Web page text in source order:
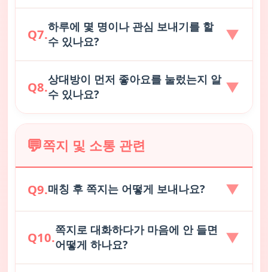
추천해 드립니다. 상대방의 프로필을 보고 서로좋
를 누르면 매칭이 성사됩니다. 매칭 성사 시 쪽
지 기능을 사용하여 매칭되신 분과 대화를 할 수 있
(단, 무분별한 쪽지로 상대방에게 피로를 줄 수 있
어 관리자에게 쪽지 기능을 요청하셔야 하며, 관
기능이 활성화됩니다.)
MBTI는 서로의 성향을 이해하는 좋은 지표가 됩니
다. 저희 서비스는 MBTI 매칭을 포함하되, 가치관,
취미, 생활 패턴, 이상형 등 종합적인 요소를 고려하
여 매칭합니다. MBTI가 반대여도 충분히 좋은 관계
가 될 수 있습니다.
매칭화면에 표시됩니다. 사주궁합은 참고용으로 보
시면 되겠습니다.
Q7.하루에 몇 명이나 관심 보내기를 할
수 있나요?
▼
본인 프로필 사진 등록자만이 기본적으로하루 2명
이하
의 관심 보내기를 할 수 있습니다. 무분별한 관
심 보내기를 방지하고 매칭 대상을 신중하게 연결
Q8.상대방이 먼저 좋아요를 눌렀는지 알
수 있나요?
▼
보냈는지 확인하실 수 있습니다. 여기서 마음에 드
는 상대에게 좋아요를 누르면 즉시 매칭이 됩니다.
먼저 관심을 표현해도 좋고, 기다려도 좋습니다.
💬쪽지 및 소통 관련
Q9.매칭 후 쪽지는 어떻게 보내나요? ▼
매칭이 성사되면 쪽지함에 상대방과의관리자에게
연락을 주셔야만 대화방이 생성
됩니다. 관리자에게
연락하게끔 하는 것은 서로 모르는 관계에 무분별
Q10.쪽지로 대화하다가 마음에 안 들면
어떻게 하나요?
▼